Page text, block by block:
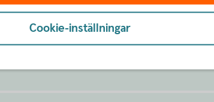
Cookie-inställningar